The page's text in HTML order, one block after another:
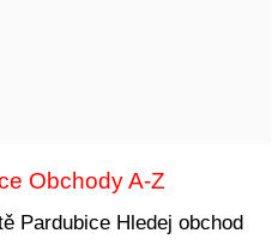
Obchody A-Z
Hledej obchod